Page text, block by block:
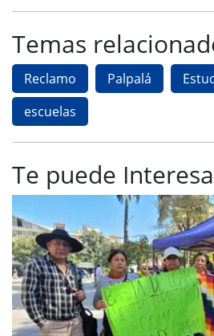
Temas
Reclamo Palpalá
escuelas
Te puede